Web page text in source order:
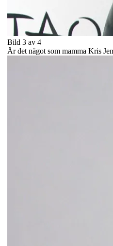
Bild 3 av 4
Är det något som mamma Kris